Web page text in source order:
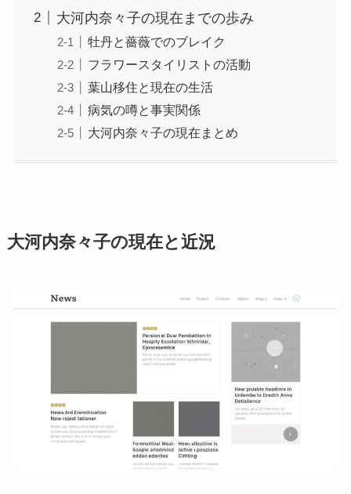
大河内奈々子の現在までの歩み
牡丹と薔薇でのブレイク
フラワースタイリストの活動
葉山移住と現在の生活
病気の噂と事実関係
大河内奈々子の現在まとめ
大河内奈々子の現在と近況